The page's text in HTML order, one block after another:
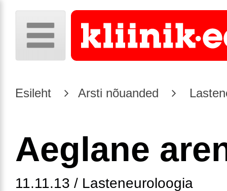
Esileht Arsti nõuanded
Aeglane
11.11.13 / Lasteneuroloogia